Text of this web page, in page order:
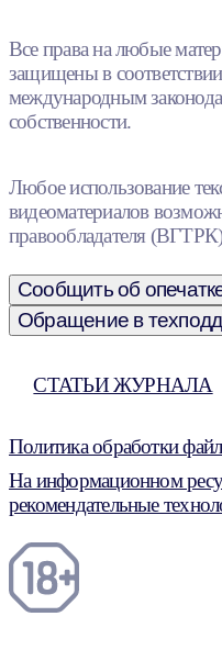
Все права на любые
защищены в
международным
собственности.
Любое использование
видеоматериалов
правообладателя
Сообщить об
Обращение в
СТАТЬИ ЖУРНАЛА
Политика обработки
На информационном
рекомендательные